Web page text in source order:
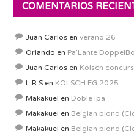
COMENTARIOS
Juan Carlos en verano 26
Orlando en Pa’Lante
Juan Carlos en Kolsch
L.R.S en KOLSCH EG 2025
Makakuel en Doble ipa
Makakuel en Belgian blond
Makakuel en Belgian blond